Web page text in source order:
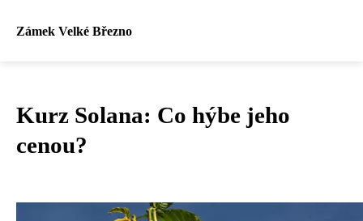
Zámek Velké Březno
Kurz Solana: Co hýbe jeho
cenou?